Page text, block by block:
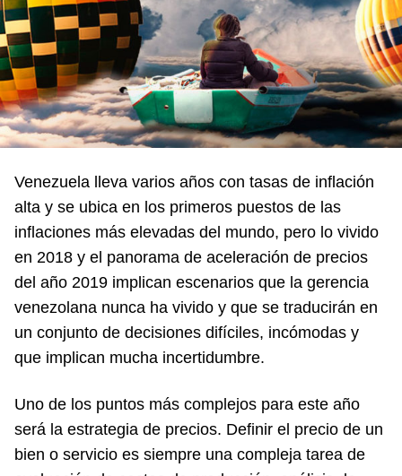
Venezuela lleva varios años con tasas de inflación
alta y se ubica en los primeros puestos de las
inflaciones más elevadas del mundo, pero lo vivido
en 2018 y el panorama de aceleración de precios
del año 2019 implican escenarios que la gerencia
venezolana nunca ha vivido y que se traducirán en
un conjunto de decisiones difíciles, incómodas y
que implican mucha incertidumbre.
Uno de los puntos más complejos para este año
será la estrategia de precios. Definir el precio de un
bien o servicio es siempre una compleja tarea de